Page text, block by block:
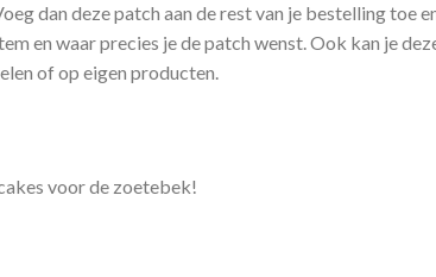
dan deze patch aan de rest van je bestelling toe
en waar precies je de patch wenst. Ook kan je
of op eigen producten.
voor de zoetebek!